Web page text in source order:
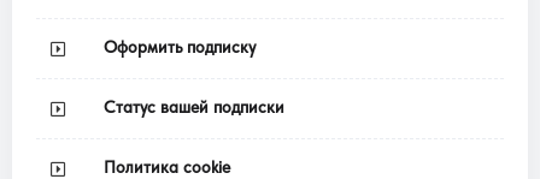
Оформить подписку
Статус вашей подписки
Политика cookie